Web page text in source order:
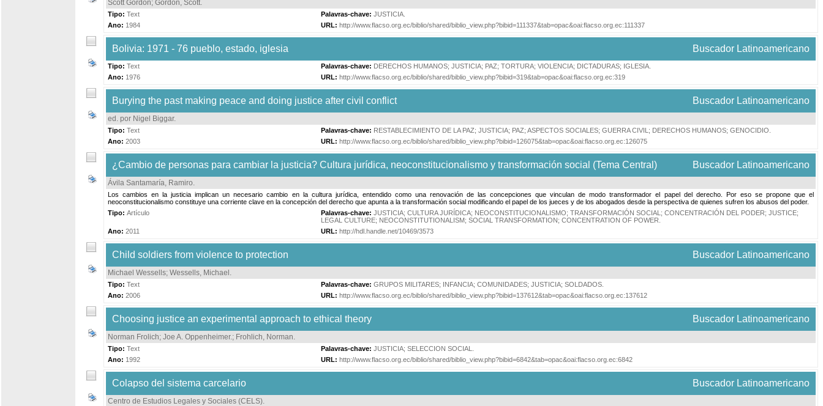
Scott Gordon; Gordon, Scott.
Tipo: Text Palavras-chave: JUSTICIA
Ano: 1984 URL: http://www.flacso.org.ec/biblio/shared/biblio_view.php?bibid=111337&tab=opac&oai:flacso.org.ec:111337
Bolivia: 1971 - 76 pueblo, estado, iglesia Buscador Latinoamericano
Tipo: Text Palavras-chave: DERECHOS HUMANOS; JUSTICIA; PAZ; TORTURA; VIOLENCIA; DICTADURAS; IGLESIA
Ano: 1976 URL: http://www.flacso.org.ec/biblio/shared/biblio_view.php?bibid=319&tab=opac&oai:flacso.org.ec:319
Burying the past making peace and doing justice after civil conflict Buscador Latinoamericano
ed. por Nigel Biggar.
Tipo: Text Palavras-chave: RESTABLECIMIENTO DE LA PAZ; JUSTICIA; PAZ; ASPECTOS SOCIALES; GUERRA CIVIL ; DERECHOS HUMANOS; GENOCIDIO
Ano: 2003 URL: http://www.flacso.org.ec/biblio/shared/biblio_view.php?bibid=126075&tab=opac&oai:flacso.org.ec:126075
¿Cambio de personas para cambiar la justicia? Cultura jurídica, neoconstitucionalismo y transformación social (Tema Central) Buscador Latinoamericano
Ávila Santamaría, Ramiro.
Los cambios en la justicia implican un necesario cambio en la cultura jurídica, entendido como una renovación de las concepciones que vinculan de modo transformador el papel del derecho. Por eso se propone que el
neoconstitucionalismo constituye una corriente clave en la concepción del derecho que apunta a la transformación social modificando el papel de los jueces y de los abogados desde la perspectiva de quienes sufren los abusos del poder.
Tipo: Artículo Palavras-chave: JUSTICIA; CULTURA JURÍDICA; NEOCONSTITUCIONALISMO; TRANSFORMACIÓN SOCIAL ; CONCENTRACIÓN DEL PODER; JUSTICE;
LEGAL CULTURE; NEOCONSTITUTIONALISM; SOCIAL TRANSFORMATION; CONCENTRATION OF POWER
Ano: 2011 URL: http://hdl.handle.net/10469/3573
Child soldiers from violence to protection Buscador Latinoamericano
Michael Wessells; Wessells, Michael .
Tipo: Text Palavras-chave: GRUPOS MILITARES; INFANCIA; COMUNIDADES; JUSTICIA; SOLDADOS
Ano: 2006 URL: http://www.flacso.org.ec/biblio/shared/biblio_view.php?bibid=137612&tab=opac&oai:flacso.org.ec:137612
Choosing justice an experimental approach to ethical theory Buscador Latinoamericano
Norman Frolich; Joe A. Oppenheimer.; Frohlich, Norman.
Tipo: Text Palavras-chave: JUSTICIA; SELECCION SOCIAL
Ano: 1992 URL: http://www.flacso.org.ec/biblio/shared/biblio_view.php?bibid=6842&tab=opac&oai:flacso.org.ec:6842
Colapso del sistema carcelario Buscador Latinoamericano
Centro de Estudios Legales y Sociales (CELS).